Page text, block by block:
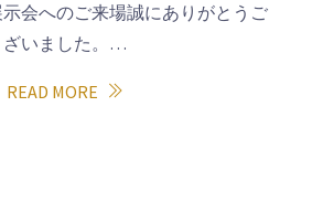
会へのご来場誠にありがとうご
ざいました。…
READ MORE